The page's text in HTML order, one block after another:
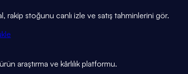
rakip stoğunu canlı izle ve satış tahminlerini gör.
araştırma ve kârlılık platformu.